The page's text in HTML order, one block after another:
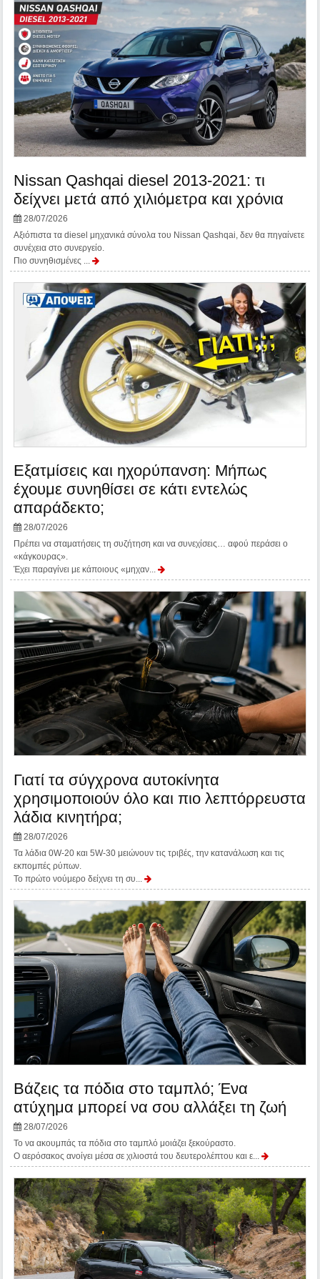
Nissan Qashqai diesel 2013-2021: τι
δείχνει μετά από χιλιόμετρα και χρόνια
28/07/2026
Αξιόπιστα τα diesel μηχανικά σύνολα του Nissan Qashqai, δεν θα πηγαίνετε
συνέχεια στο συνεργείο.
Πιο συνηθισμένες ...
Εξατμίσεις και ηχορύπανση: Μήπως
έχουμε συνηθίσει σε κάτι εντελώς
απαράδεκτο;
28/07/2026
Πρέπει να σταματήσεις τη συζήτηση και να συνεχίσεις… αφού περάσει ο
«κάγκουρας».
Έχει παραγίνει με κάποιους «μηχαν...
Γιατί τα σύγχρονα αυτοκίνητα
χρησιμοποιούν όλο και πιο λεπτόρρευστα
λάδια κινητήρα;
28/07/2026
Τα λάδια 0W-20 και 5W-30 μειώνουν τις τριβές, την κατανάλωση και τις
εκπομπές ρύπων.
Το πρώτο νούμερο δείχνει τη συ...
Βάζεις τα πόδια στο ταμπλό; Ένα
ατύχημα μπορεί να σου αλλάξει τη ζωή
28/07/2026
Το να ακουμπάς τα πόδια στο ταμπλό μοιάζει ξεκούραστο.
Ο αερόσακος ανοίγει μέσα σε χιλιοστά του δευτερολέπτου και ε...